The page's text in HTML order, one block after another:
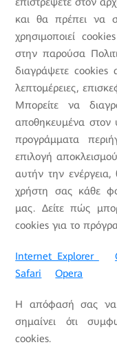
και θα πρέπει να
χρησιμοποιεί
στην παρούσα
διαγράψετε cookies
λεπτομέρειες,
Μπορείτε να
αποθηκευμένα στον
προγράμματα
επιλογή
αυτήν την ενέργεια,
χρήστη σας κάθε
μας. Δείτε πώς
cookies για το
Internet Explorer
Safari
Opera
Η απόφασή σας να
σημαίνει ότι
cookies.